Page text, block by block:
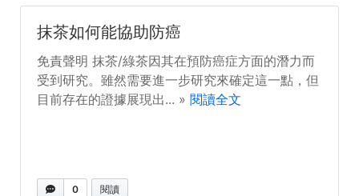
抹茶如何能協助防癌
免責聲明 抹茶/綠茶因其在預防癌症方面的潛力而
受到研究。雖然需要進一步研究來確定這一點，但
目前存在的證據展現出... » 閱讀全文
0 閱讀